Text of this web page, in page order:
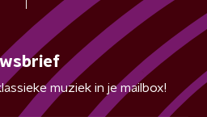
muziek in je mailbox!